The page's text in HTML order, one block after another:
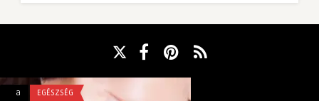
a
EGÉSZSÉG